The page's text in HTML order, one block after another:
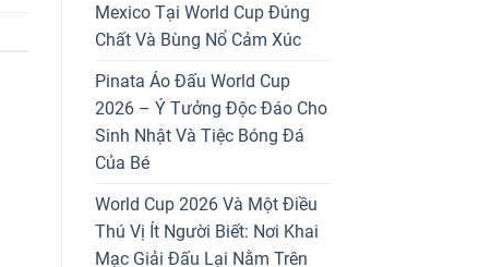
Mexico Tại World Cup Đúng
Chất Và Bùng Nổ Cảm Xúc
Pinata Áo Đấu World Cup
2026 – Ý Tưởng Độc Đáo Cho
Sinh Nhật Và Tiệc Bóng Đá
Của Bé
World Cup 2026 Và Một Điều
Thú Vị Ít Người Biết: Nơi Khai
Mạc Giải Đấu Lại Nằm Trên